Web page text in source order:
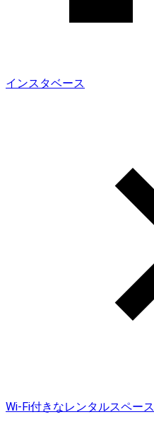
インスタベース
Wi-Fi付きなレンタルスペース